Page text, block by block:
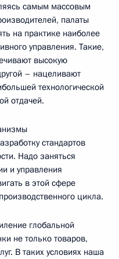
самым массовым
палаты
на практике наиболее
управления. Такие,
высокую
– нацеливают
технологической
отдачей.
стандартов
Надо заняться
и управления
в этой сфере
цикла.
глобальной
не только товаров,
В таких условиях наша